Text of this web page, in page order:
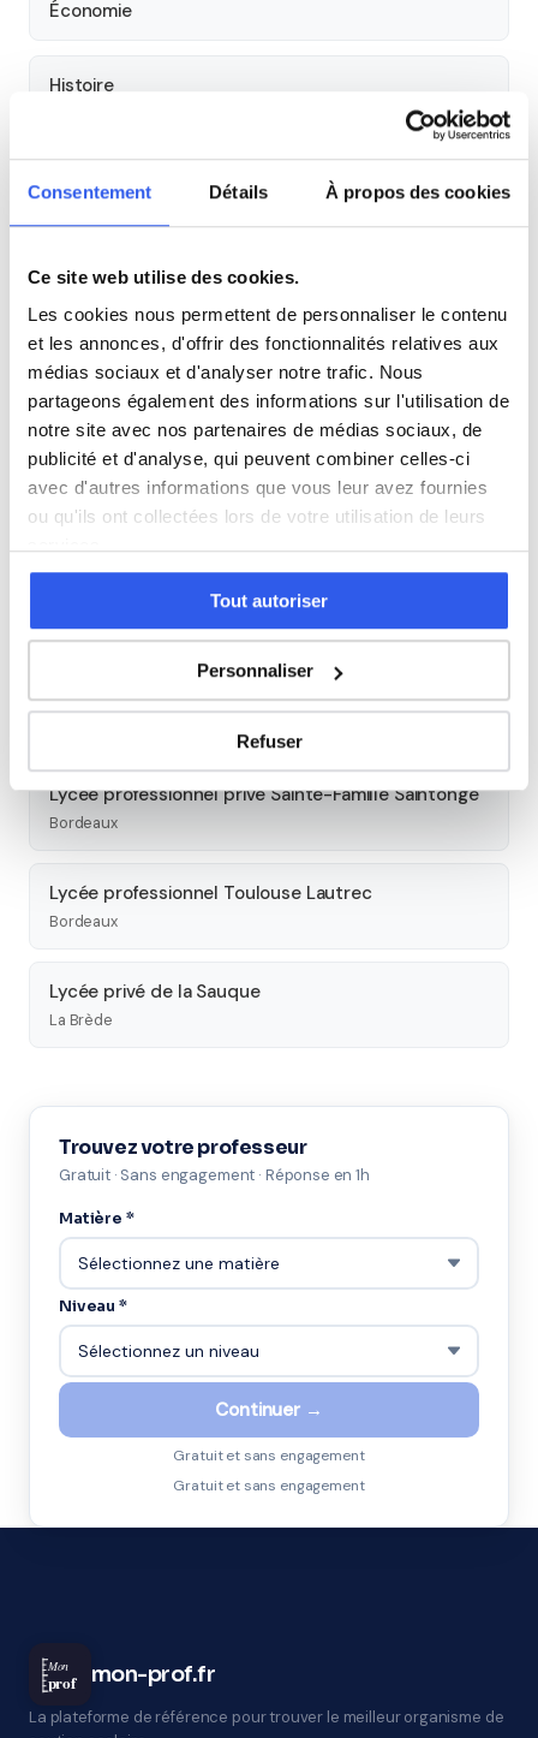
Consentement Détails À propos des cookies
Ce site web utilise des cookies.
Les cookies nous permettent de personnaliser le contenu
et les annonces, d'offrir des fonctionnalités relatives aux
médias sociaux et d'analyser notre trafic. Nous
partageons également des informations sur l'utilisation de
notre site avec nos partenaires de médias sociaux, de
publicité et d'analyse, qui peuvent combiner celles-ci
avec d'autres informations que vous leur avez fournies
ou qu'ils ont collectées lors de votre utilisation de leurs
Tout autoriser
Personnaliser
Refuser
Économie
Histoire
Cours par niveau
Seconde Première Terminale
Découvrez l'ensemble de notre offre à Bordeaux :Voir tous
les cours à Bordeaux →
Autres lycées à proximité
Lycée François Magendie
Bordeaux
Lycée professionnel privé Saint-Genès La Salle
Bordeaux
Lycée Montesquieu
Lycée professionnel privé Sainte-Famille Saintonge
Bordeaux
Lycée professionnel Toulouse Lautrec
Bordeaux
Lycée privé de la Sauque
La Brède
Trouvez votre professeur
Gratuit · Sans engagement · Réponse en 1h
Matière *
Niveau *
Continuer →
Gratuit et sans engagement
Gratuit et sans engagement
Mon
prof mon-prof.fr
La plateforme de référence pour trouver le meilleur organisme de